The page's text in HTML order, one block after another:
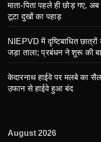
माता-पिता पहले ही छोड़ गए,
टूटा दुखों का पहाड़
NIEPVD में दृष्टिबाधित
जड़ा ताला; प्रबंधन ने शुरू की
केदारनाथ हाईवे पर मलबे का
उफान से हाईवे हुआ बंद
August 2026